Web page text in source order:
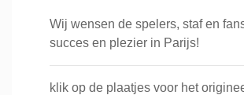
Wij wensen de spelers, staf en
succes en plezier in Parijs!
klik op de plaatjes voor het